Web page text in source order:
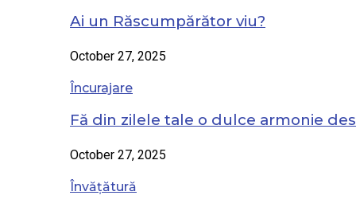
Ai un Răscumpărător viu?
October 27, 2025
Încurajare
Fă din zilele tale o dulce armonie
October 27, 2025
Învățătură